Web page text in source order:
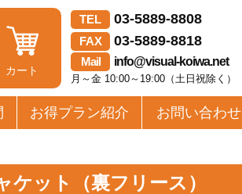
カート
TEL 03-5889-8808
FAX 03-5889-8818
Mail info@visual-koiwa.net
月～金 10:00～19:00（土日祝除く）
お得プラン紹介 お問い合わせ
ット（裏フリース）